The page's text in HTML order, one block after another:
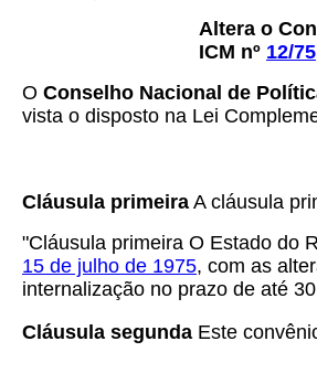
Altera o
ICM nº 12/75
O Conselho Nacional de
vista o disposto na Lei
Cláusula primeira A cláusula
"Cláusula primeira O Estado do
15 de julho de 1975, com as
internalização no prazo de até
Cláusula segunda Este